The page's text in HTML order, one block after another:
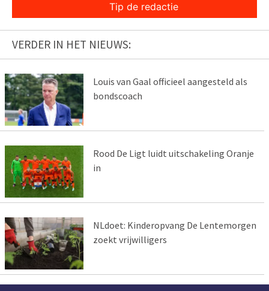
Tip de redactie
VERDER IN HET NIEUWS:
Louis van Gaal officieel aangesteld als
bondscoach
Rood De Ligt luidt uitschakeling Oranje
in
NLdoet: Kinderopvang De Lentemorgen
zoekt vrijwilligers